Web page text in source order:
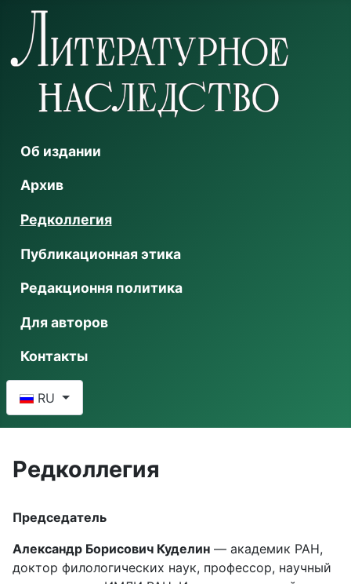
Об издании
Архив
Редколлегия
Публикационная этика
Редакционня политика
Для авторов
Контакты
RU
Редколлегия
Председатель
Александр Борисович Куделин — академик РАН,
доктор филологических наук, профессор, научный